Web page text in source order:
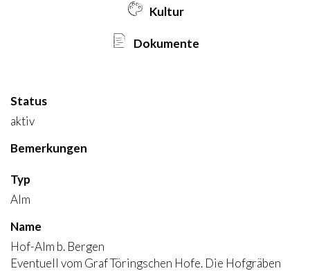
Kultur
Dokumente
Status
aktiv
Bemerkungen
Typ
Alm
Name
Hof-Alm b. Bergen
Eventuell vom Graf Töringschen Hofe. Die Hofgräben